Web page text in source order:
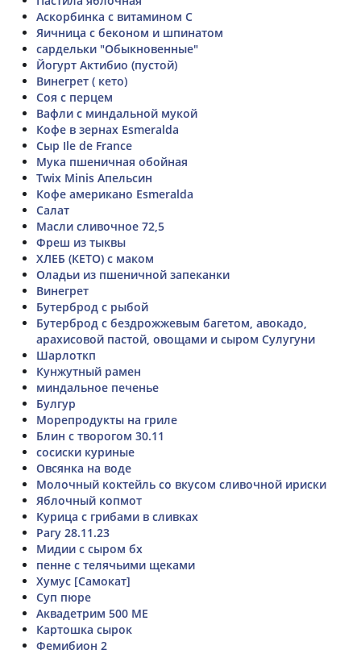
Аскорбинка с витамином C
Яичница с беконом и шпинатом
сардельки "Обыкновенные"
Йогурт Актибио (пустой)
Винегрет ( кето)
Соя с перцем
Вафли с миндальной мукой
Кофе в зернах Esmeralda
Сыр Ile de France
Мука пшеничная обойная
Twix Minis Апельсин
Кофе американо Esmeralda
Салат
Масли сливочное 72,5
Фреш из тыквы
ХЛЕБ (КЕТО) с маком
Оладьи из пшеничной запеканки
Винегрет
Бутерброд с рыбой
Бутерброд с бездрожжевым багетом, авокадо,
арахисовой пастой, овощами и сыром Сулугуни
Шарлоткп
Кунжутный рамен
миндальное печенье
Булгур
Морепродукты на гриле
Блин с творогом 30.11
сосиски куриные
Овсянка на воде
Молочный коктейль со вкусом сливочной ириски
Яблочный копмот
Курица с грибами в сливках
Рагу 28.11.23
Мидии с сыром бх
пенне с телячьими щеками
Хумус [Самокат]
Суп пюре
Аквадетрим 500 МЕ
Картошка сырок
Фемибион 2